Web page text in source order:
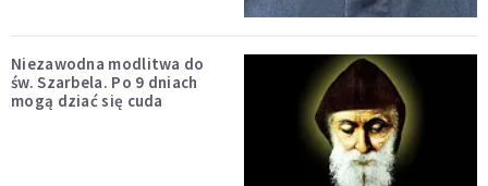
Niezawodna modlitwa do
św. Szarbela. Po 9 dniach
mogą dziać się cuda